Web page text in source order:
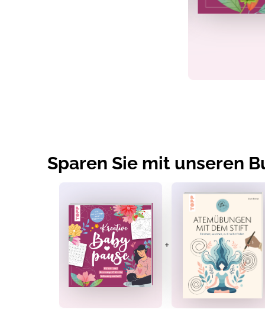
Sparen Sie mit unseren
+